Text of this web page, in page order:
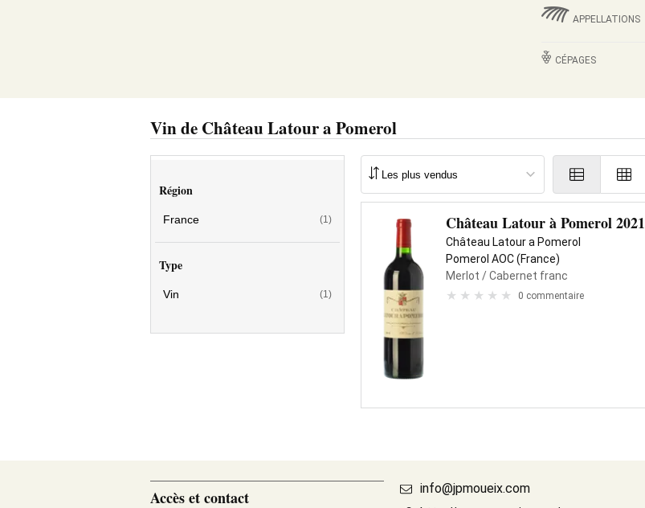
APPELLATIONS
CÉPAGES
Vin de Château Latour a Pomerol
Région
France (1)
Type
Vin (1)
Château Latour à Pomerol 2021
Château Latour a Pomerol
Pomerol AOC (France)
Merlot / Cabernet franc
0 commentaire
Accès et contact
info@jpmoueix.com